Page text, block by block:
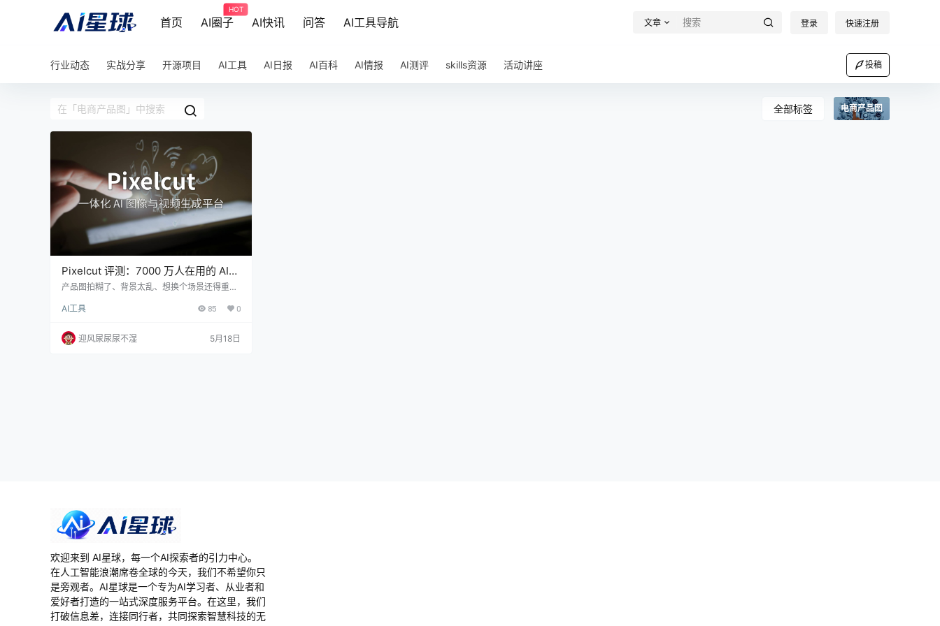
首页 AI圈子
HOT
AI快讯 问答 AI工具导航 文章 登录 快速注册
行业动态 实战分享 开源项目 AI工具 AI日报 AI百科 AI情报 AI测评 skills资源 活动讲座 投稿
全部标签 电商产品图
Pixelcut 评测：7000 万人在用的 AI
图片编辑器，电商带货真能靠它一张出
产品图拍糊了、背景太乱、想换个场景还得重新
换背景一条龙，Pro 版月费才 8 美元还能商用。
作也扛不住复杂需求。 这到底是什么 Pixelcut
最早是一款 AI 抠图工具，2026 年 3 月正式更名
AI工具 85 0
迎风尿尿尿不湿 5月18日
欢迎来到 AI星球，每一个AI探索者的引力中心。
在人工智能浪潮席卷全球的今天，我们不希望你只
是旁观者。AI星球是一个专为AI学习者、从业者和
爱好者打造的一站式深度服务平台。在这里，我们
打破信息差，连接同行者，共同探索智慧科技的无